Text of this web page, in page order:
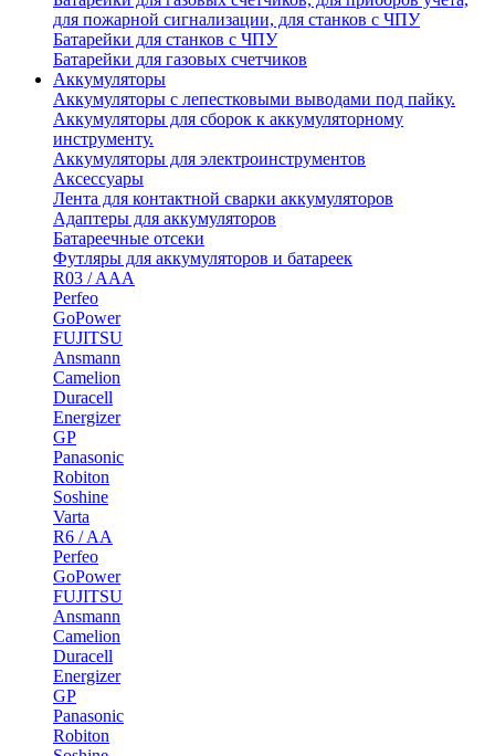
для пожарной сигнализации, для станков с ЧПУ
Батарейки для станков с ЧПУ
Батарейки для газовых счетчиков
Аккумуляторы
Аккумуляторы с лепестковыми выводами под пайку.
Аккумуляторы для сборок к аккумуляторному
инструменту.
Аккумуляторы для электроинструментов
Аксессуары
Лента для контактной сварки аккумуляторов
Адаптеры для аккумуляторов
Батареечные отсеки
Футляры для аккумуляторов и батареек
R03 / AAA
Perfeo
GoPower
FUJITSU
Ansmann
Camelion
Duracell
Energizer
GP
Panasonic
Robiton
Soshine
Varta
R6 / AA
Perfeo
GoPower
FUJITSU
Ansmann
Camelion
Duracell
Energizer
GP
Panasonic
Robiton